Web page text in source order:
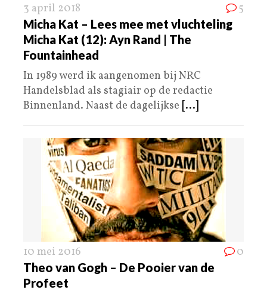
3 april 2018 5
Micha Kat – Lees mee met vluchteling
Micha Kat (12): Ayn Rand | The
Fountainhead
In 1989 werd ik aangenomen bij NRC
Handelsblad als stagiair op de redactie
Binnenland. Naast de dagelijkse [...]
10 mei 2016 0
Theo van Gogh – De Pooier van de
Profeet